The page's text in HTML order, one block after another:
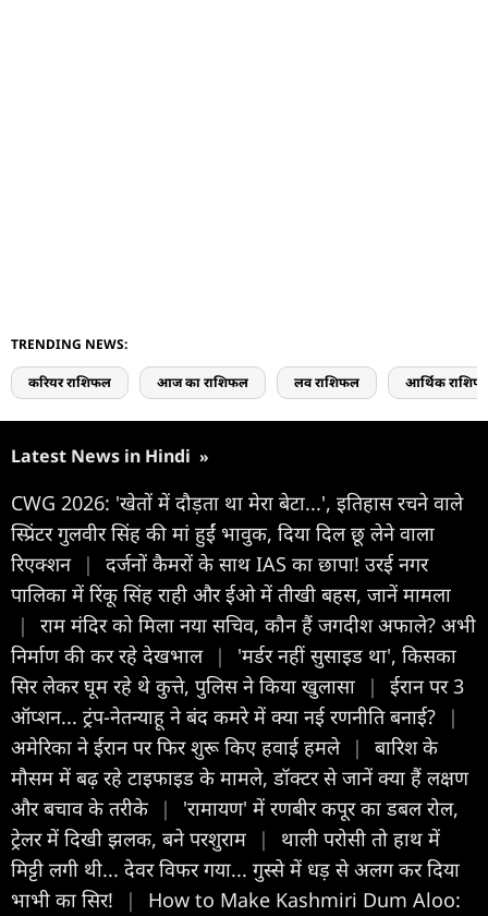
TRENDING NEWS:
करियर राशिफल आज का राशिफल लव राशिफल आर्थिक
Latest News in Hindi »
CWG 2026: 'खेतों में दौड़ता था मेरा बेटा...', इतिहास रचने वाले
स्प्रिंटर गुलवीर सिंह की मां हुईं भावुक, दिया दिल छू लेने वाला
रिएक्शन |
दर्जनों कैमरों के साथ IAS का छापा! उरई नगर
पालिका में रिंकू सिंह राही और ईओ में तीखी बहस, जानें मामला
|
राम मंदिर को मिला नया सचिव, कौन हैं जगदीश अफाले? अभी
निर्माण की कर रहे देखभाल |
'मर्डर नहीं सुसाइड था', किसका
सिर लेकर घूम रहे थे कुत्ते, पुलिस ने किया खुलासा
|
ईरान पर 3
ऑप्शन... ट्रंप-नेतन्याहू ने बंद कमरे में क्या नई रणनीति बनाई?
|
अमेरिका ने ईरान पर फिर शुरू किए हवाई हमले |
बारिश के
मौसम में बढ़ रहे टाइफाइड के मामले, डॉक्टर से जानें क्या हैं लक्षण
और बचाव के तरीके
|
'रामायण' में रणबीर कपूर का डबल रोल,
ट्रेलर में दिखी झलक, बने परशुराम
|
थाली परोसी तो हाथ में
मिट्टी लगी थी... देवर विफर गया... गुस्से में धड़ से अलग कर दिया
भाभी का सिर!
|
How to Make Kashmiri Dum Aloo: